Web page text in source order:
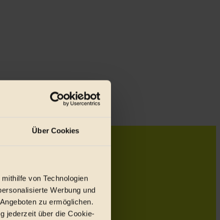
Über Cookies
von Technologien
Werbung und
zu ermöglichen.
jederzeit über die Cookie-